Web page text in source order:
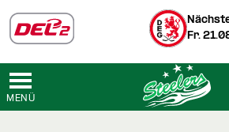
Fr.
MENÜ